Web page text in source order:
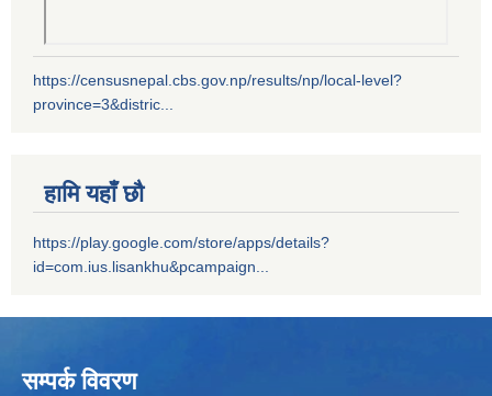
https://censusnepal.cbs.gov.np/results/np/local-level?
province=3&distric...
हामि यहाँ छौ
https://play.google.com/store/apps/details?
id=com.ius.lisankhu&pcampaign...
सम्पर्क विवरण